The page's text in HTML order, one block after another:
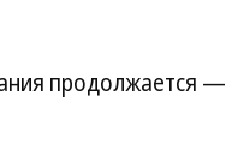
продолжается —